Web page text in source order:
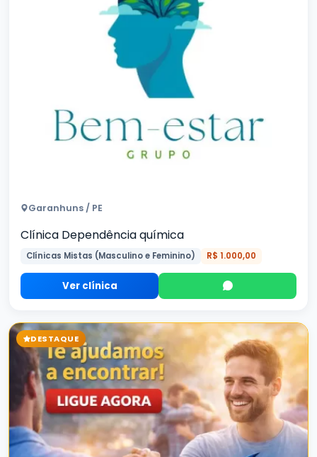
Garanhuns / PE
Clínica Dependência química
Clínicas Mistas (Masculino e Feminino) R$ 1.000,00
Ver clínica
DESTAQUE